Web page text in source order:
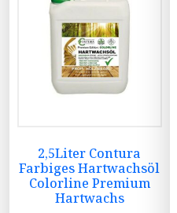
2,5Liter Contura
Farbiges Hartwachsöl
Colorline Premium
Hartwachs